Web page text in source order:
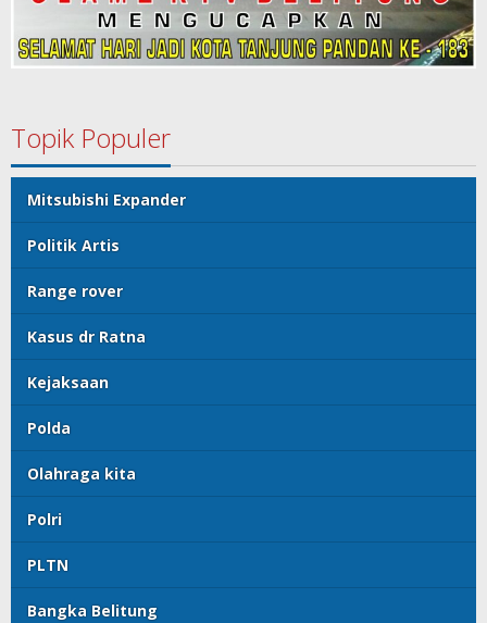
Topik Populer
Mitsubishi Expander
Politik Artis
Range rover
Kasus dr Ratna
Kejaksaan
Polda
Olahraga kita
Polri
PLTN
Bangka Belitung